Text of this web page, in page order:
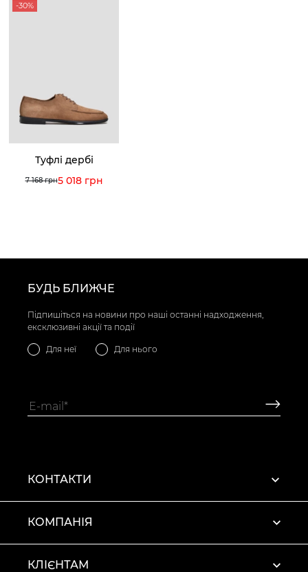
-30%
Туфлі дербі
7 168 грн5 018 грн
БУДЬ БЛИЖЧЕ
Підпишіться на новини про наші останні надходження,
ексклюзивні акції та події
Для неї Для нього
КОНТАКТИ
КОМПАНІЯ
КЛІЄНТАМ